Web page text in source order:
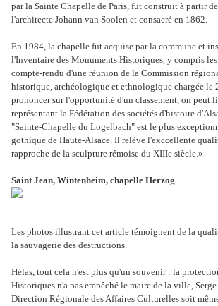
par la Sainte Chapelle de Paris, fut construit à partir
l'architecte Johann van Soolen et consacré en 1862.
En 1984, la chapelle fut acquise par la commune et
l'Inventaire des Monuments Historiques, y compris
compte-rendu d'une réunion de la Commission
historique, archéologique et ethnologique chargée le
prononcer sur l'opportunité d'un classement, on peut
représentant la Fédération des sociétés d'histoire
"Sainte-Chapelle du Logelbach" est le plus
gothique de Haute-Alsace. Il relève l'exccellente
rapproche de la sculpture rémoise du XIIIe siècle.»
Saint Jean, Wintenheim, chapelle Herzog
Les photos illustrant cet article témoignent de la
la sauvagerie des destructions.
Hélas, tout cela n'est plus qu'un souvenir : la
Historiques n'a pas empêché le maire de la ville,
Direction Régionale des Affaires Culturelles soit